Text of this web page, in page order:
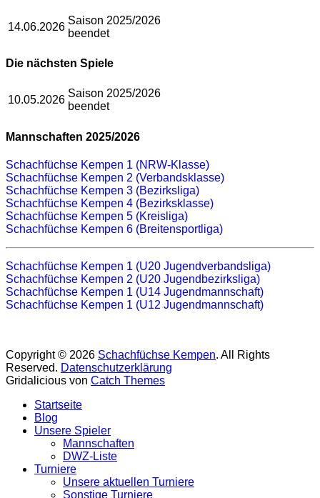
14.06.2026
Saison 2025/2026
beendet
Die nächsten Spiele
10.05.2026
Saison 2025/2026
beendet
Mannschaften 2025/2026
Schachfüchse Kempen 1 (NRW-Klasse)
Schachfüchse Kempen 2 (Verbandsklasse)
Schachfüchse Kempen 3 (Bezirksliga)
Schachfüchse Kempen 4 (Bezirksklasse)
Schachfüchse Kempen 5 (Kreisliga)
Schachfüchse Kempen 6 (Breitensportliga)
Schachfüchse Kempen 1 (U20 Jugendverbandsliga)
Schachfüchse Kempen 2 (U20 Jugendbezirksliga)
Schachfüchse Kempen 1 (U14 Jugendmannschaft)
Schachfüchse Kempen 1 (U12 Jugendmannschaft)
Copyright © 2026 Schachfüchse Kempen. All Rights
Reserved. Datenschutzerklärung
Gridalicious von Catch Themes
oben
scrollen
Startseite
Blog
Unsere Spieler
Mannschaften
DWZ-Liste
Turniere
Unsere aktuellen Turniere
Sonstige Turniere